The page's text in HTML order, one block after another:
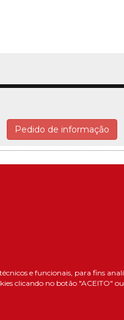
e funcionais, para fins
clicando no botão "ACEITO"
Pedido de informação
Sociais